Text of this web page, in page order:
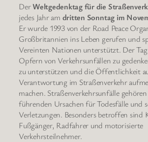
DerWeltgedenktag für die
jedes Jahr am dritten Sonntag im
Er wurde 1993 von der Road Peace
Großbritannien ins Leben gerufen und
Vereinten Nationen unterstützt. Der
Opfern von Verkehrsunfällen zu
zu unterstützen und die Öffentlichkeit
Verantwortung im Straßenverkehr
machen. Straßenverkehrsunfälle
führenden Ursachen für Todesfälle und
Verletzungen. Besonders betroffen sind
Fußgänger, Radfahrer und motorisierte
Verkehrsteilnehmer.